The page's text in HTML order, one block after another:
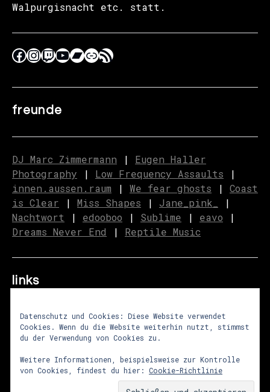
Walpurgisnacht etc. statt.
freunde
DJ Marc Zimmermann | Eugen Haller
Photography | Low Frequency Assaults |
innen.aussen.raum | We fear ghosts | Coast
is Clear | Miss Shapes | Jane_pink_
|
Nachtwort | edooboo | Sublime | eavo |
Dreams Never End | Reptile Music
links
über uns | presse|newsletter
impressum|datenschutz |
Datenschutz und Cookies: Diese Website verwendet
Cookies. Wenn du die Website weiterhin nutzt, stimmst
du der Verwendung von Cookies zu.
Weitere Informationen, beispielsweise zur Kontrolle
von Cookies, findest du hier: Cookie-Richtlinie